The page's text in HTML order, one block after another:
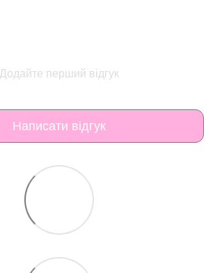
Додайте перший відгук
Написати відгук